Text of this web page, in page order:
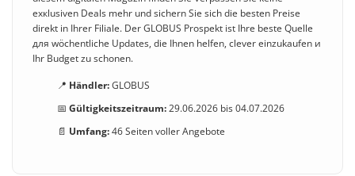
exкlusiven Deals mehr und sichern Sie sich die besten Preise
direkt in Ihrer Filiale. Der GLOBUS Prospekt ist Ihre beste Quelle
для wöchentliche Updates, die Ihnen helfen, clever einzukaufen и
Ihr Budget zu schonen.
📍 Händler:GLOBUS
📅 Gültigkeitszeitraum:29.06.2026 bis 04.07.2026
📄 Umfang:46 Seiten voller Angebote